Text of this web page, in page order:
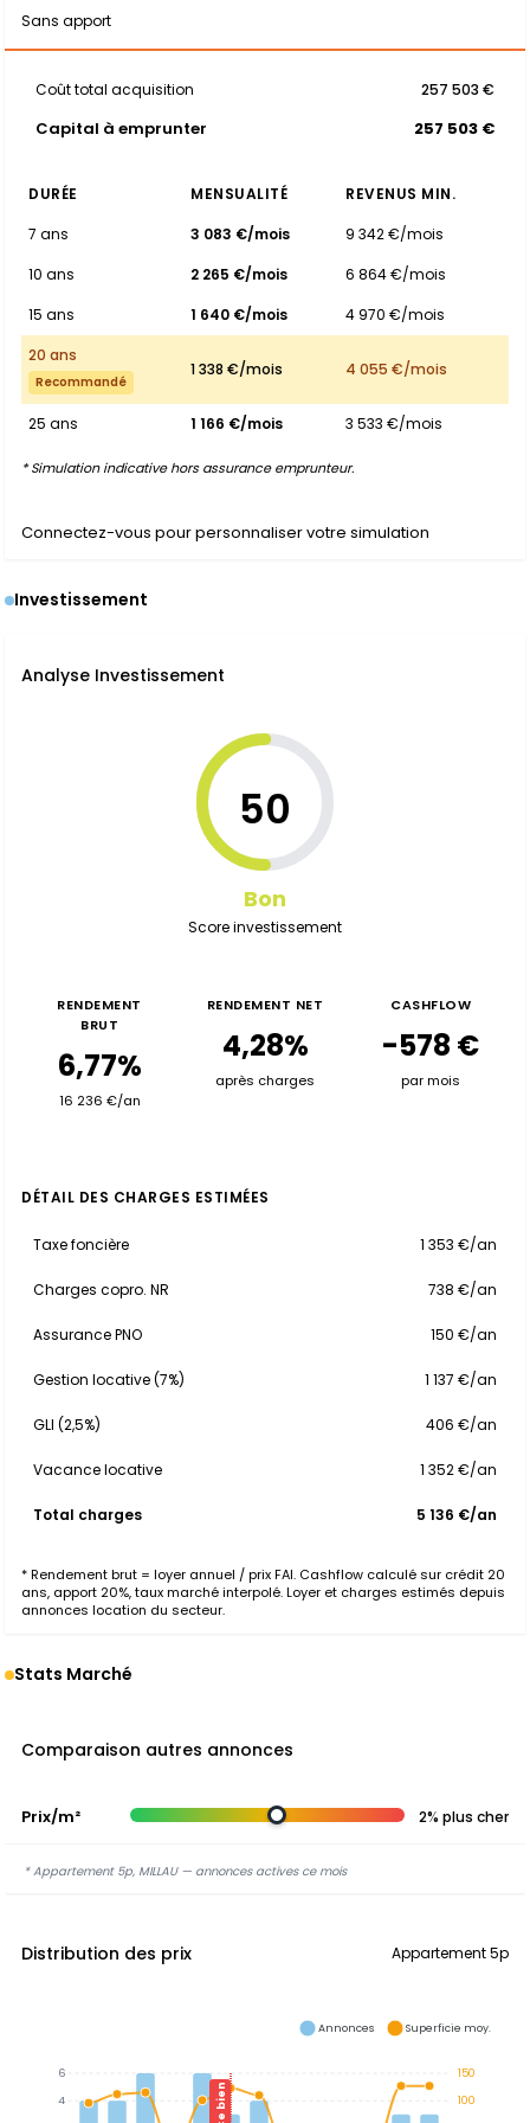
Sans apport
Coût total acquisition 257 503 €
Capital à emprunter 257 503 €
DURÉE MENSUALITÉ
REVENUS MIN.
7 ans
3 083 €/mois
9 342 €/mois
10 ans
2 265 €/mois
6 864 €/mois
15 ans
1 640 €/mois
4 970 €/mois
20 ans
Recommandé
1 338 €/mois 4 055 €/mois
25 ans 1 166 €/mois 3 533 €/mois
* Simulation indicative hors assurance emprunteur.
Connectez-vous pour personnaliser votre simulation
Investissement
Analyse Investissement
50
Bon
Score investissement
RENDEMENT
BRUT
6,77%
16 236 €/an
RENDEMENT NET
4,28%
après charges
CASHFLOW
-578 €
par mois
DÉTAIL DES CHARGES ESTIMÉES
Taxe foncière 1 353 €/an
Charges copro. NR 738 €/an
Assurance PNO 150 €/an
Gestion locative (7%) 1 137 €/an
GLI (2,5%) 406 €/an
Vacance locative 1 352 €/an
Total charges 5 136 €/an
* Rendement brut = loyer annuel / prix FAI. Cashflow calculé sur crédit 20
ans, apport 20%, taux marché interpolé. Loyer et charges estimés depuis
annonces location du secteur.
Stats Marché
Comparaison autres annonces
Prix/m² 2% plus cher
* Appartement 5p, MILLAU — annonces actives ce mois
Distribution des prix Appartement 5p
Ce bien
150
100
6
4
Annonces Superficie moy.